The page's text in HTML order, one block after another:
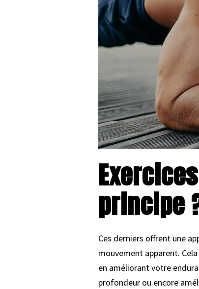
principe
Ces derniers offrent une
mouvement apparent.
en améliorant votre
profondeur ou encore